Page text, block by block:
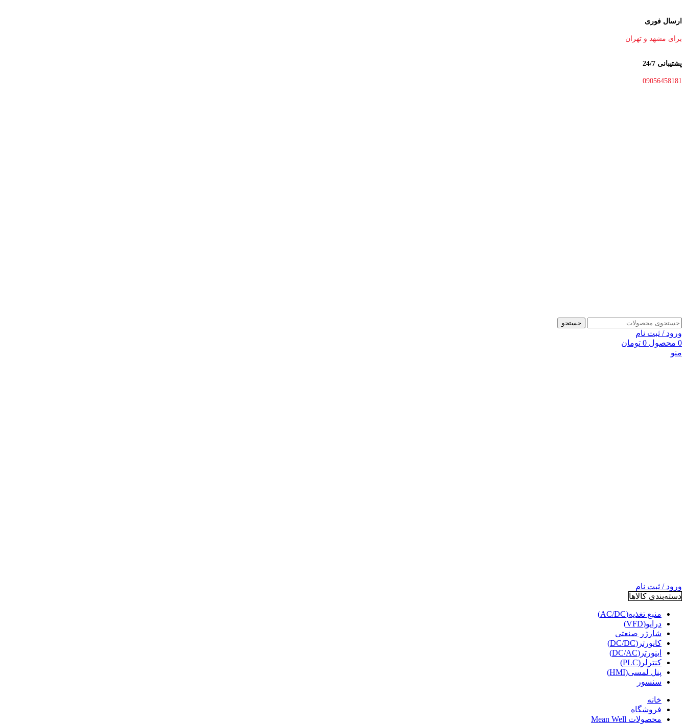
ارسال فوری
برای مشهد و تهران
پشتیبانی 24/7
09056458181
جستجو
ورود / ثبت نام
0 محصول 0 تومان
منو
ورود / ثبت نام
دسته‌بندی کالاها
منبع تغذیه(AC/DC)
درایو(VFD)
شارژر صنعتی
کانورتر(DC/DC)
اینورتر(DC/AC)
کنترلر(PLC)
پنل لمسی(HMI)
سنسور
خانه
فروشگاه
محصولات Mean Well